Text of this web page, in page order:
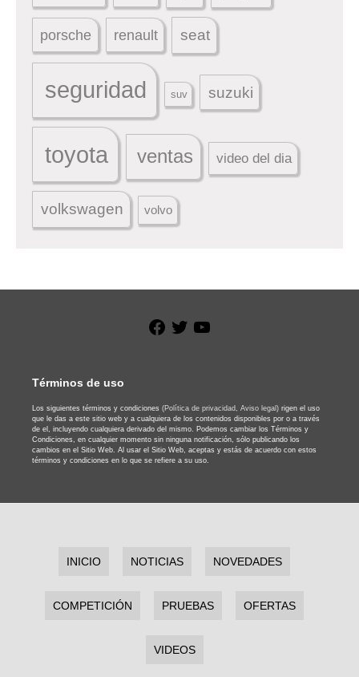
porsche renault seat
seguridad suv suzuki
toyota ventas video del dia
volkswagen volvo
Facebook
Twitter
Términos de uso
Los siguientes términos y condiciones (Política de privacidad, Aviso legal) rigen el uso
que le das a este sitio web y a cualquiera de los contenidos disponibles por o a través
de el, incluyendo cualquiera derivado del mismo. Podemos cambiar los Términos y
Condiciones, en cualquier momento sin ninguna notificación, sólo publicando los
cambios en el Sitio Web. Al usar el Sitio Web, aceptas y estás de acuerdo con estos
términos y condiciones en lo que se refiere a su uso.
INICIO NOTICIAS NOVEDADES
COMPETICIÓN PRUEBAS OFERTAS
VIDEOS